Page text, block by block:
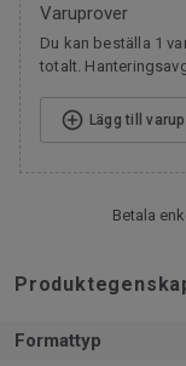
Varuprover
Du kan beställa 1
totalt.
Lägg till
Betala
Formattyp